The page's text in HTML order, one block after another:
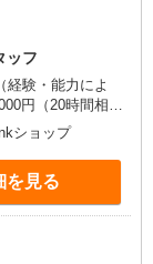
ッフ
経験・能力によ
円（20時間相
有無にかかわら
当時間を超える
で支給します。 ※
★交通費別途支
ショップ
を見る